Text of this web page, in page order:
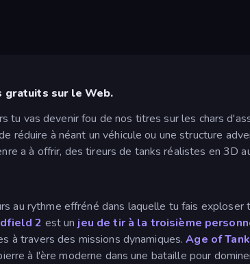
gratuits sur le Web.
tu vas devenir fou de nos titres sur les chars
réduire à néant un véhicule ou une structure
a à offrir, des tireurs de tanks réalistes en 3D
au rythme effréné dans laquelle tu fais
2 est un jeu de tir à la troisième
à travers des missions dynamiques.Age of
à l'ère moderne dans une bataille pour